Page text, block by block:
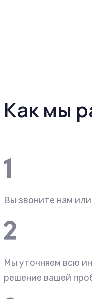
Как мы
Вы звоните нам
Мы уточняем всю
решение вашей